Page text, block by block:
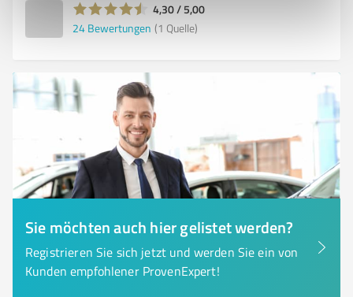
4,30 / 5,00
24 Bewertungen (1 Quelle)
Sie möchten auch hier gelistet werden?
Registrieren Sie sich jetzt und werden Sie ein von
Kunden empfohlener ProvenExpert!